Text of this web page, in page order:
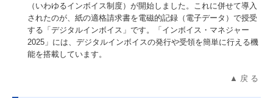
（いわゆるインボイス制度）が開始しました。これに併せて導入
されたのが、紙の適格請求書を電磁的記録（電子データ）で授受
する「デジタルインボイス」です。「インボイス・マネジャー
2025」には、デジタルインボイスの発行や受領を簡単に行える機
能を搭載しています。
▲ 戻 る